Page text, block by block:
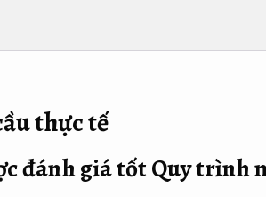
thực tế
đánh giá tốtQuy trình